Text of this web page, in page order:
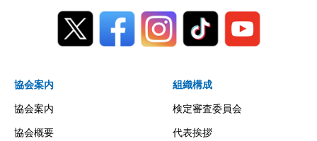
協会案内
協会案内
協会概要
組織構成
検定審査委員会
代表挨拶